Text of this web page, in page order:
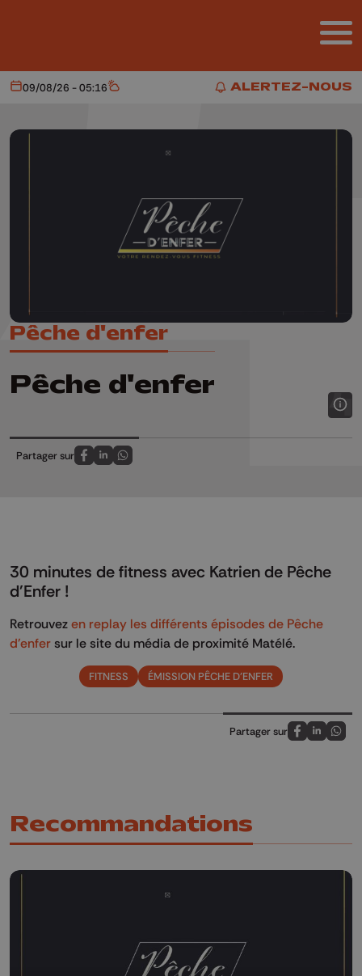
ALERTEZ-NOUS
ALERTEZ-NOUS
Aujourd'hui
09/08/26 - 05:16 Météo
Pêche d'enfer
Pêche d'enfer
Partager sur
Partagez sur FaceBook
Partagez sur LinkedIn
Partagez sur Whatsapp
30 minutes de fitness avec Katrien de Pêche
d'Enfer !
Retrouvez en replay les différents épisodes de Pêche
d'enfer sur le site du média de proximité Matélé.
FITNESS ÉMISSION PÊCHE D'ENFER
Partager sur
Partagez sur
Partagez
Recommandations